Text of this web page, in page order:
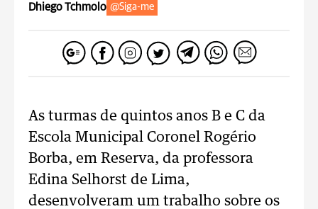
Dhiego Tchmolo @Siga-me
As turmas de quintos anos B e C da
Escola Municipal Coronel Rogério
Borba, em Reserva, da professora
Edina Selhorst de Lima,
desenvolveram um trabalho sobre os